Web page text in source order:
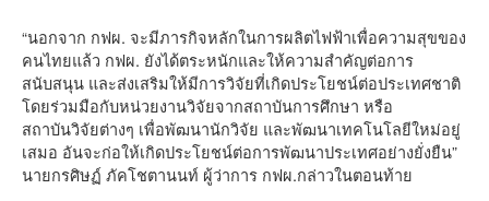
“นอกจาก กฟผ. จะมีภารกิจหลักในการผลิตไฟฟ้าเพื่อความสุขของ
คนไทยแล้ว กฟผ. ยังได้ตระหนักและให้ความสำคัญต่อการ
สนับสนุน และส่งเสริมให้มีการวิจัยที่เกิดประโยชน์ต่อประเทศชาติ
โดยร่วมมือกับหน่วยงานวิจัยจากสถาบันการศึกษา หรือ
สถาบันวิจัยต่างๆ เพื่อพัฒนานักวิจัย และพัฒนาเทคโนโลยีใหม่อยู่
เสมอ อันจะก่อให้เกิดประโยชน์ต่อการพัฒนาประเทศอย่างยั่งยืน”
นายกรศิษฏ์ ภัคโชตานนท์ ผู้ว่าการ กฟผ.กล่าวในตอนท้าย